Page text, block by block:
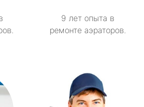
9 лет опыта в
ремонте аэраторов.